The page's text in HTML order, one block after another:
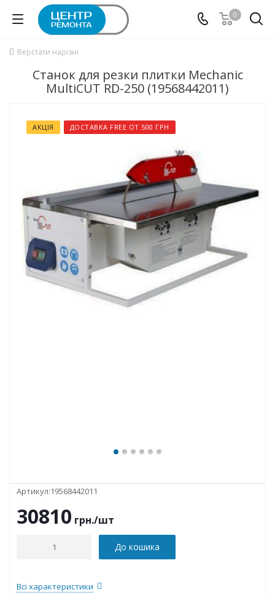
0
Верстати нарізні
Станок для резки плитки Mechanic
MultiCUT RD-250 (19568442011)
АКЦІЯ ДОСТАВКА FREE ОТ 500 ГРН
Артикул:19568442011
30810 грн./шт
До кошика
Всі характеристики